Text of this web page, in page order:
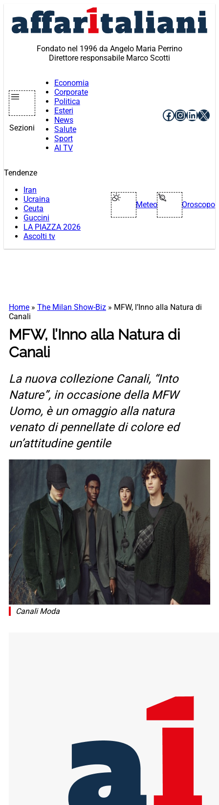
contenuto
Fondato nel 1996 da Angelo Maria Perrino
Direttore responsabile Marco Scotti
Sezioni
Economia
Corporate
Politica
Esteri
News
Salute
Sport
AI TV
Facebook
X
Tendenze
Iran
Ucraina
Ceuta
Guccini
LA PIAZZA 2026
Ascolti tv
Meteo Oroscopo
Home » The Milan Show-Biz » MFW, l’Inno alla Natura di
Canali
MFW, l’Inno alla Natura di
Canali
La nuova collezione Canali, “Into
Nature”, in occasione della MFW
Uomo, è un omaggio alla natura
venato di pennellate di colore ed
un’attitudine gentile
Canali Moda